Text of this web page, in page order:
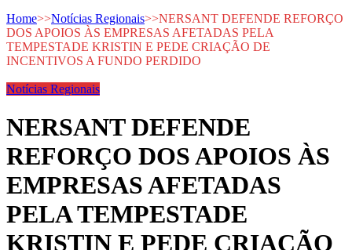
Home>>Notícias Regionais>>NERSANT DEFENDE REFORÇO
DOS APOIOS ÀS EMPRESAS AFETADAS PELA
TEMPESTADE KRISTIN E PEDE CRIAÇÃO DE
INCENTIVOS A FUNDO PERDIDO
Notícias Regionais
NERSANT DEFENDE
REFORÇO DOS APOIOS ÀS
EMPRESAS AFETADAS
PELA TEMPESTADE
KRISTIN E PEDE CRIAÇÃO